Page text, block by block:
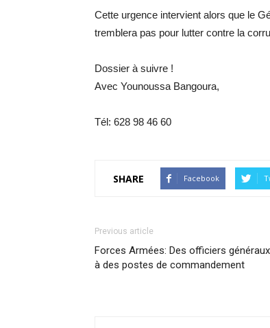
​Cette urgence intervient alors que le
tremblera pas pour lutter contre la
​Dossier à suivre !
​Avec Younoussa Bangoura,
Tél: 628 98 46 60
SHARE Facebook
Previous article
Forces Armées: Des officiers
à des postes de commandement